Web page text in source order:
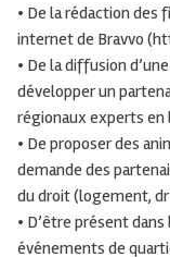
• De la rédaction
internet de Bravvo
• De la diffusion
développer un
régionaux experts en
• De proposer des
demande des
du droit (logement,
• D’être présent
événements de